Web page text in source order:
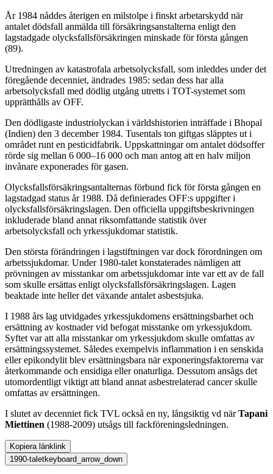
År 1984 nåddes återigen en milstolpe i finskt arbetarskydd när
antalet dödsfall anmälda till försäkringsanstalterna enligt den
lagstadgade olycksfallsförsäkringen minskade för första gången
(89).
Utredningen av katastrofala arbetsolycksfall, som inleddes under det
föregående decenniet, ändrades 1985: sedan dess har alla
arbetsolycksfall med dödlig utgång utretts i TOT-systemet som
upprätthålls av OFF.
Den dödligaste industriolyckan i världshistorien inträffade i Bhopal
(Indien) den 3 december 1984. Tusentals ton giftgas släpptes ut i
området runt en pesticidfabrik. Uppskattningar om antalet dödsoffer
rörde sig mellan 6 000–16 000 och man antog att en halv miljon
invånare exponerades för gasen.
Olycksfallsförsäkringsantalternas förbund fick för första gången en
lagstadgad status år 1988. Då definierades OFF:s uppgifter i
olycksfallsförsäkringslagen. Den officiella uppgiftsbeskrivningen
inkluderade bland annat riksomfattande statistik över
arbetsolycksfall och yrkessjukdomar statistik.
Den största förändringen i lagstiftningen var dock förordningen om
arbetssjukdomar. Under 1980-talet konstaterades nämligen att
prövningen av misstankar om arbetssjukdomar inte var ett av de fall
som skulle ersättas enligt olycksfallsförsäkringslagen. Lagen
beaktade inte heller det växande antalet asbestsjuka.
I 1988 års lag utvidgades yrkessjukdomens ersättningsbarhet och
ersättning av kostnader vid befogat misstanke om yrkessjukdom.
Syftet var att alla misstankar om yrkessjukdom skulle omfattas av
ersättningssystemet. Således exempelvis inflammation i en senskida
eller epikondylit blev ersättningsbara när exponeringsfaktorerna var
återkommande och ensidiga eller onaturliga. Dessutom ansågs det
utomordentligt viktigt att bland annat asbestrelaterad cancer skulle
omfattas av ersättningen.
I slutet av decenniet fick TVL också en ny, långsiktig vd närTapani
Miettinen (1988-2009) utsågs till fackföreningsledningen.
Kopiera länklink
1990-taletkeyboard_arrow_down